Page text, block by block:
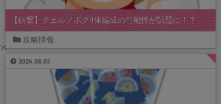
【衝撃】チェルノボグ4体編成の可能性が話題に！？
攻略情報
2026.08.03